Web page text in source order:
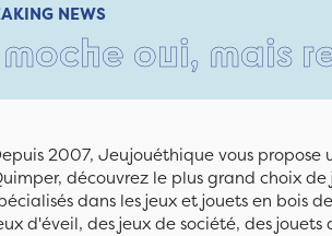
NEWS
mais rempli
2007, Jeujouéthique vous
découvrez le plus grand choix
dans les jeux et jouets en bois
d'éveil, des jeux de société, des